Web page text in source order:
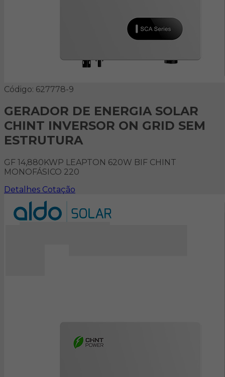
Código: 627778-9
GERADOR DE ENERGIA SOLAR
CHINT INVERSOR ON GRID SEM
ESTRUTURA
GF 14,880KWP LEAPTON 620W BIF CHINT
MONOFÁSICO 220
Detalhes Cotação